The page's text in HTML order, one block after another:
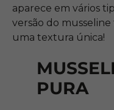
aparece em vários
versão do
uma textura única!
PURA